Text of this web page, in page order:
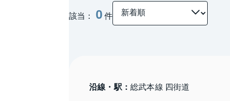
該当： 0件
沿線・駅： 総武本線 四街道